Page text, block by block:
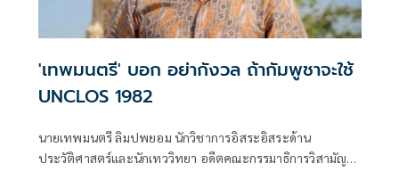
'เทพมนตรี' บอก อย่ากังวล ถ้ากัมพูชาจะใช้
UNCLOS 1982
นายเทพมนตรี ลิมปพยอม นักวิชาการอิสระอิสระด้าน
ประวัติศาสตร์และนักเทววิทยา อดีตคณะกรรมาธิการวิสามัญ